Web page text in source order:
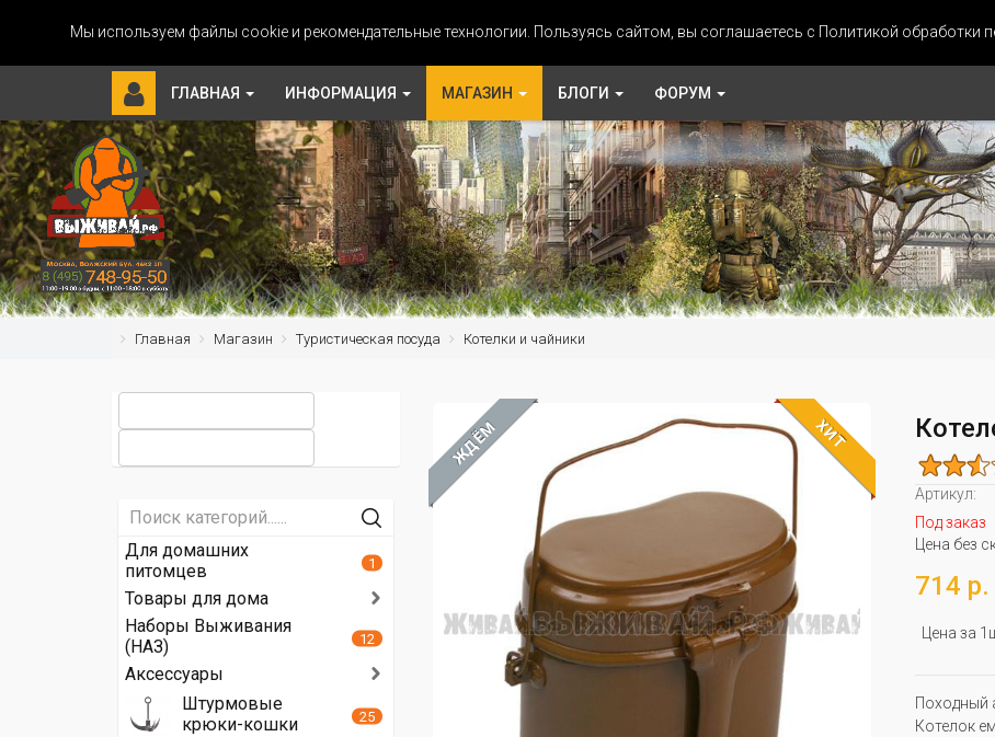
Мы используем файлы cookie и рекомендательные технологии. Пользуясь сайтом, вы соглашаетесь с Политикой обработки
ГЛАВНАЯ ИНФОРМАЦИЯ МАГАЗИН БЛОГИ ФОРУМ
Главная Магазин Туристическая посуда Котелки и чайники
ЖДЁМ ХИТ
Артикул:
Под заказ
Цена без
714 р.
Цена за
Походный
Котелок
Для домашних
питомцев
1
Товары для дома
Наборы Выживания
(НАЗ)
12
Аксессуары
Штурмовые
крюки-кошки
25